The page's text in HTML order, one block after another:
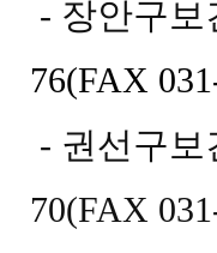
- 장안구보
76(FAX
- 권선구보
70(FAX